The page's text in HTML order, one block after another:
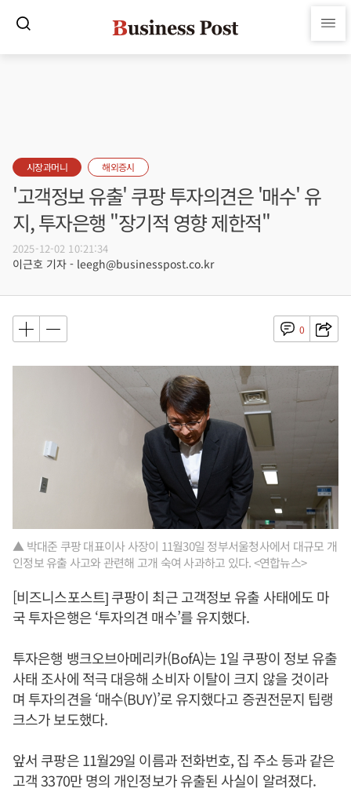
시장과머니 해외증시
'고객정보 유출' 쿠팡 투자의견은 '매수' 유
지, 투자은행 "장기적 영향 제한적"
2025-12-02 10:21:34
이근호 기자 - leegh@businesspost.co.kr
0
▲ 박대준 쿠팡 대표이사 사장이 11월30일 정부서울청사에서 대규모 개
인정보 유출 사고와 관련해 고개 숙여 사과하고 있다. <연합뉴스>
[비즈니스포스트] 쿠팡이 최근 고객정보 유출 사태에도 마
국 투자은행은 ‘투자의견 매수’를 유지했다.
투자은행 뱅크오브아메리카(BofA)는 1일 쿠팡이 정보 유출
사태 조사에 적극 대응해 소비자 이탈이 크지 않을 것이라
며 투자의견을 ‘매수(BUY)’로 유지했다고 증권전문지 팁랭
크스가 보도했다.
앞서 쿠팡은 11월29일 이름과 전화번호, 집 주소 등과 같은
고객 3370만 명의 개인정보가 유출된 사실이 알려졌다.